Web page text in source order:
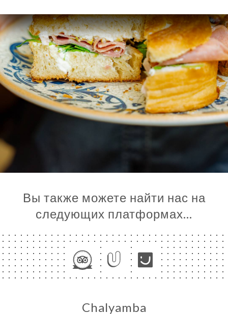
Вы также можете найти нас на
следующих платформах…
Chalyamba